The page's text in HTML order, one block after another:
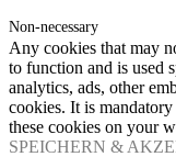
Non-necessary
Any cookies that may
to function and is used
analytics, ads, other
cookies. It is
these cookies on your
SPEICHERN &